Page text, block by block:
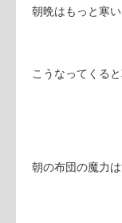
朝晩はもっと寒い
こうなってくる
朝の布団の魔力